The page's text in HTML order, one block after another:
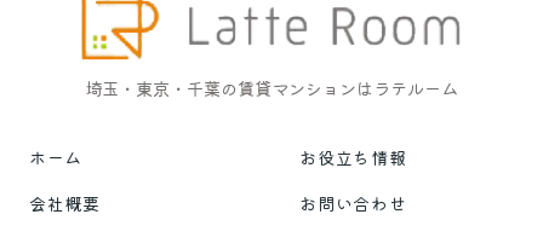
埼玉・東京・千葉の賃貸マンションはラテルーム
ホーム
お役立ち情報
会社概要
お問い合わせ